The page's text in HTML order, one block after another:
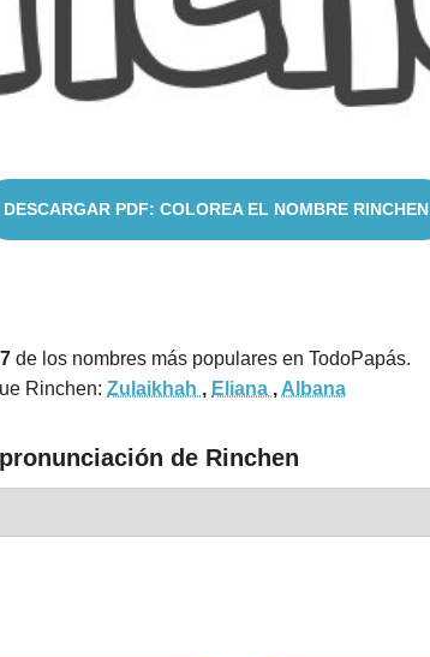
DESCARGAR PDF: COLOREA EL NOMBRE RINCHEN
de los nombres más populares en TodoPapás.
Rinchen: Zulaikhah , Eliana , Albana
de Rinchen